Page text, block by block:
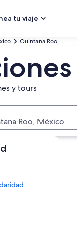
tu viaje
Quintana Roo
y tours
Roo, México